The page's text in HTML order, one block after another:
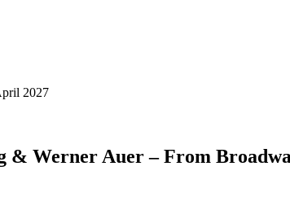
2027
& Werner Auer – From